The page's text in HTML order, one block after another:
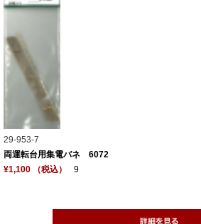
29-953-7
両運転台用集電バネ 6072
¥1,100 （税込）
9